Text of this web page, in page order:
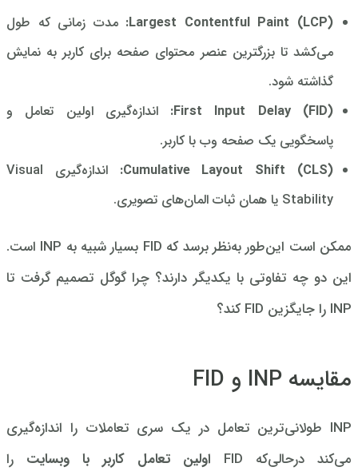
Largest Contentful Paint (LCP): مدت زمانی که طول
می‌کشد تا بزرگترین عنصر محتوای صفحه برای کاربر به نمایش
گذاشته شود.
First Input Delay (FID):
اندازه‌گیریاولین تعامل و
پاسخگویی یک صفحه وب با کاربر.
Cumulative Layout Shift (CLS):
اندازه‌گیری Visual
Stability یا همان ثبات المان‌های تصویری.
ممکن است این‌طور به‌نظر برسد که FID بسیار شبیه به INP است.
این دو چه تفاوتی با یکدیگر دارند؟ چرا گوگل تصمیم گرفت تا
INP را جایگزین FID کند؟
مقایسه INP و FID
INP طولانی‌ترین تعامل در یک سری تعاملات را اندازه‌گیری
می‌کند در‌حالی‌که FID
اولین تعامل کاربر با وبسایت را